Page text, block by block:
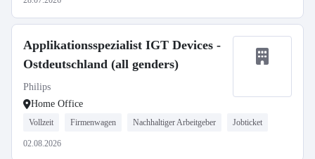
Applikationsspezialist IGT Devices -
Ostdeutschland (all genders)
Philips
Home Office
Vollzeit Firmenwagen Nachhaltiger Arbeitgeber Jobticket
02.08.2026